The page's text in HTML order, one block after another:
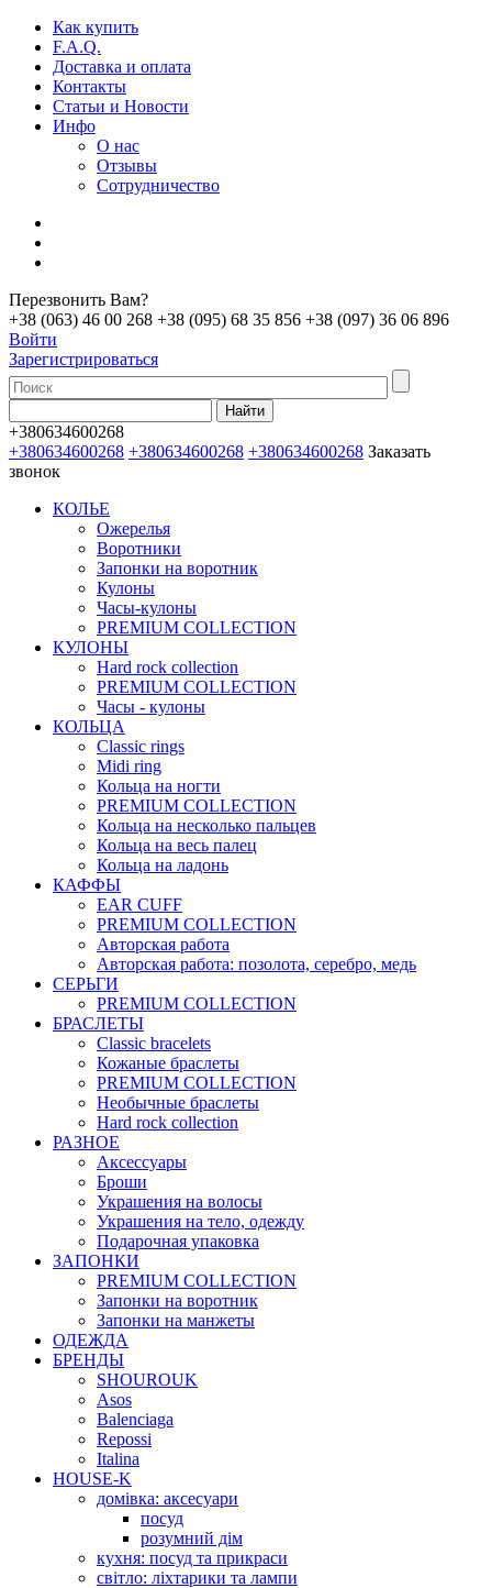
Как купить
F.A.Q.
Доставка и оплата
Контакты
Статьи и Новости
Инфо
О нас
Отзывы
Сотрудничество
Перезвонить Вам?
+38 (063) 46 00 268 +38 (095) 68 35 856 +38 (097) 36 06 896
Войти
Зарегистрироваться
+380634600268
+380634600268 +380634600268 +380634600268 Заказать
звонок
КОЛЬЕ
Ожерелья
Воротники
Запонки на воротник
Кулоны
Часы-кулоны
PREMIUM COLLECTION
КУЛОНЫ
Hard rock collection
PREMIUM COLLECTION
Часы - кулоны
КОЛЬЦА
Classic rings
Midi ring
Кольца на ногти
PREMIUM COLLECTION
Кольца на несколько пальцев
Кольца на весь палец
Кольца на ладонь
КАФФЫ
EAR CUFF
PREMIUM COLLECTION
Авторская работа
Авторская работа: позолота, серебро, медь
СЕРЬГИ
PREMIUM COLLECTION
БРАСЛЕТЫ
Classic bracelets
Кожаные браслеты
PREMIUM COLLECTION
Необычные браслеты
Hard rock collection
РАЗНОЕ
Аксессуары
Броши
Украшения на волосы
Украшения на тело, одежду
Подарочная упаковка
ЗАПОНКИ
PREMIUM COLLECTION
Запонки на воротник
Запонки на манжеты
ОДЕЖДА
БРЕНДЫ
SHOUROUK
Asos
Balenciaga
Repossi
Italina
HOUSE-K
домівка: аксесуари
посуд
розумний дім
кухня: посуд та прикраси
світло: ліхтарики та лампи